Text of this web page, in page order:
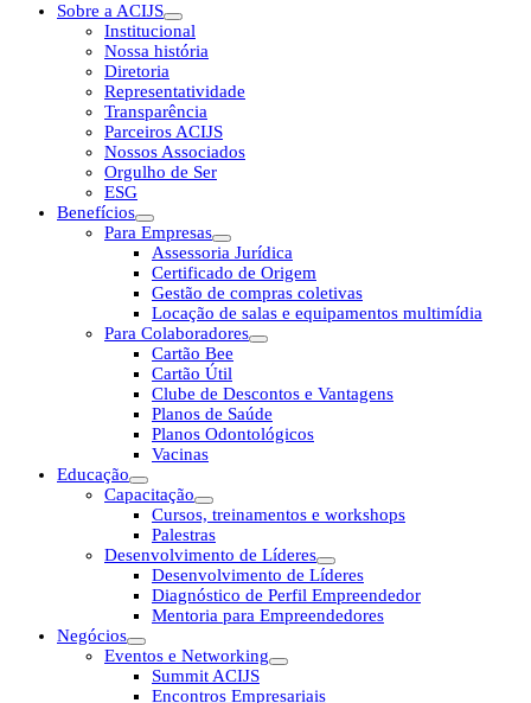
Sobre a ACIJS
Institucional
Nossa história
Diretoria
Representatividade
Transparência
Parceiros ACIJS
Nossos Associados
Orgulho de Ser
ESG
Benefícios
Para Empresas
Assessoria Jurídica
Certificado de Origem
Gestão de compras coletivas
Locação de salas e equipamentos multimídia
Para Colaboradores
Cartão Bee
Cartão Útil
Clube de Descontos e Vantagens
Planos de Saúde
Planos Odontológicos
Vacinas
Educação
Capacitação
Cursos, treinamentos e workshops
Palestras
Desenvolvimento de Líderes
Desenvolvimento de Líderes
Diagnóstico de Perfil Empreendedor
Mentoria para Empreendedores
Negócios
Eventos e Networking
Summit ACIJS
Encontros Empresariais